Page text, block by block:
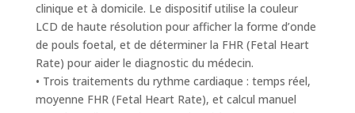
clinique et à domicile. Le dispositif utilise la couleur
LCD de haute résolution pour afficher la forme d’onde
de pouls foetal, et de déterminer la FHR (Fetal Heart
Rate) pour aider le diagnostic du médecin.
• Trois traitements du rythme cardiaque : temps réel,
moyenne FHR (Fetal Heart Rate), et calcul manuel